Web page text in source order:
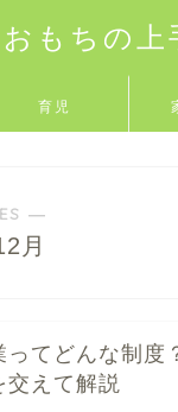
おもちの上
育児
―
月
ってどんな制度
交えて解説